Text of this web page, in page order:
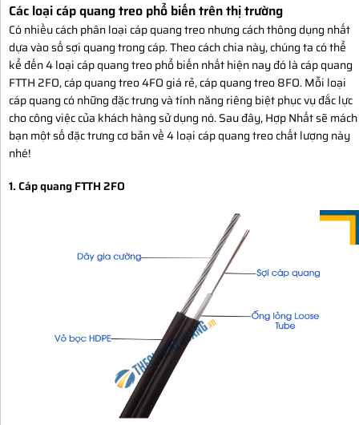
Các loại cáp quang treo phổ biến trên thị trường
Có nhiều cách phân loại cáp quang treo nhưng cách thông dụng nhất
dựa vào số sợi quang trong cáp. Theo cách chia này, chúng ta có thể
kể đến 4 loại cáp quang treo phổ biến nhất hiện nay đó là cáp quang
FTTH 2FO, cáp quang treo 4FO giá rẻ, cáp quang treo 8FO. Mỗi loại
cáp quang có những đặc trưng và tính năng riêng biệt phục vụ đắc lực
cho công việc của khách hàng sử dụng nó. Sau đây, Hợp Nhất sẽ mách
bạn một số đặc trưng cơ bản về 4 loại cáp quang treo chất lượng này
nhé!
1. Cáp quang FTTH 2FO